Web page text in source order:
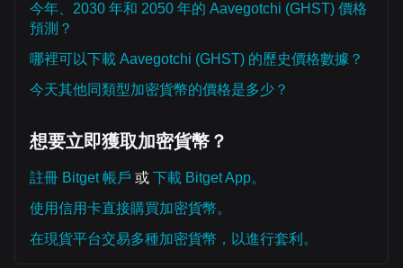
今年、2030 年和 2050 年的 Aavegotchi (GHST) 價格
預測？
哪裡可以下載 Aavegotchi (GHST) 的歷史價格數據？
今天其他同類型加密貨幣的價格是多少？
想要立即獲取加密貨幣？
註冊 Bitget 帳戶 或 下載 Bitget App。
使用信用卡直接購買加密貨幣。
在現貨平台交易多種加密貨幣，以進行套利。